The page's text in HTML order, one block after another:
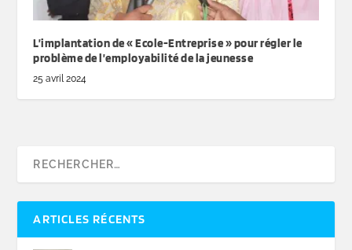
L’implantation de « Ecole-Entreprise » pour régler le
problème de l’employabilité de la jeunesse
25 avril 2024
ARTICLES RÉCENTS